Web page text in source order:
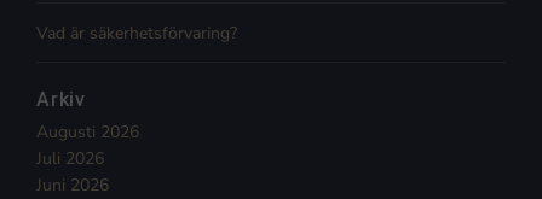
Vad är säkerhetsförvaring?
Arkiv
Augusti 2026
Juli 2026
Juni 2026